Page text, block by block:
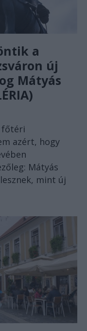
a
új
Mátyás
főtéri
azért, hogy
Mátyás
mint új